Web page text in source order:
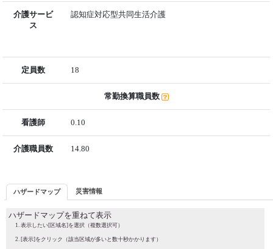
介護サービ
ス
認知症対応型共同生活介護
定員数 18
常勤換算職員数
看護師 0.10
介護職員数 14.80
ハザードマップ 災害情報
ハザードマップを重ねて表示
表示したい[区域名]を選択（複数選択可）
[表示]をクリック（該当区域が多いと数十秒かかります）